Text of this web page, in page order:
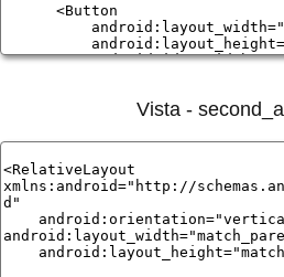
Vista -